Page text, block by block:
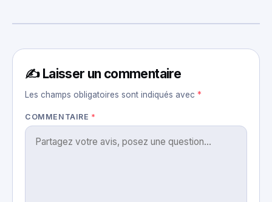
✍️ Laisser un commentaire
Les champs obligatoires sont indiqués avec *
COMMENTAIRE *